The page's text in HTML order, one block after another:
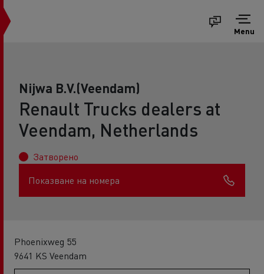
Menu
Nijwa B.V.(Veendam)
Renault Trucks dealers at
Veendam, Netherlands
Затворено
Показване на номера
Phoenixweg 55
9641 KS Veendam